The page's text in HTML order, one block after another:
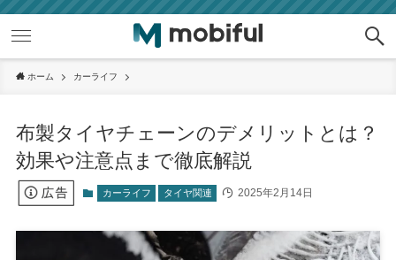
ホーム カーライフ
布製タイヤチェーンのデメリットとは？
効果や注意点まで徹底解説
カーライフ タイヤ関連 2025年2月14日